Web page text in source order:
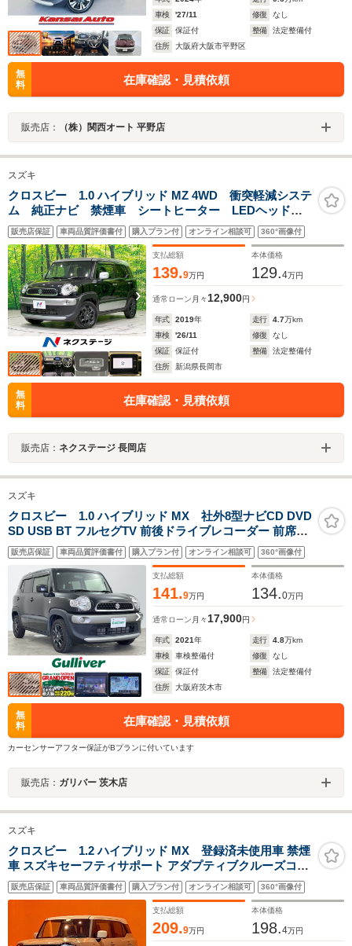
車検
'27/11 修復
なし
保証
保証付 整備
法定整備付
住所
大阪府大阪市平野区
無
料
在庫確認・見積依頼
販売店： （株）関西オート 平野店
スズキ
クロスビー 1.0 ハイブリッド MZ 4WD 衝突軽減システ
ム 純正ナビ 禁煙車 シートヒーター LEDヘッド
ETC クルコン フルセグ Bluetooth接続 パドルシフ
ト アイドリングストップ 電動格納ミラー スマート
キー 盗難防止装置
販売店保証 車両品質評価書付 購入プラン付 オンライン相談可 360°画像付
支払総額
139.9万円
本体価格
129.4万円
通常ローン 月々12,900円
年式 2019年 走行 4.7万km
車検
'26/11 修復
なし
保証
保証付 整備
法定整備付
住所
新潟県長岡市
無
料
在庫確認・見積依頼
販売店： ネクステージ 長岡店
スズキ
クロスビー 1.0 ハイブリッド MX 社外8型ナビCD DVD
SD USB BT フルセグTV 前後ドライブレコーダー 前席シ
ートヒーター アイドリングストップ スマートキー 純正フ
ロアマット ステアリングスイッチ パドルシフト ETC オ
ートライト プッシュスタート
販売店保証 車両品質評価書付 購入プラン付 オンライン相談可 360°画像付
支払総額
141.9万円
本体価格
134.0万円
通常ローン 月々17,900円
年式 2021年 走行 4.8万km
車検
車検整備付 修復
なし
保証
保証付 整備
法定整備付
住所
大阪府茨木市
無
料
在庫確認・見積依頼
カーセンサーアフター保証がBプランに付いています
販売店： ガリバー 茨木店
スズキ
クロスビー 1.2 ハイブリッド MX 登録済未使用車 禁煙
車 スズキセーフティサポート アダプティブクルーズコン
トロール LEDヘッドライト フォグライト スマートキー
プッシュスタート アイドリングストップ オートエアコン
販売店保証 車両品質評価書付 購入プラン付 オンライン相談可 360°画像付
支払総額
209.9万円
本体価格
198.4万円